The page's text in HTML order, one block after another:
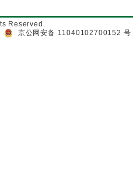
Reserved.
京公网安备 11040102700152 号